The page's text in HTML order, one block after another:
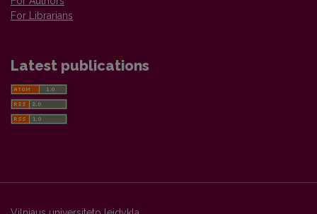
For Librarians
Latest publications